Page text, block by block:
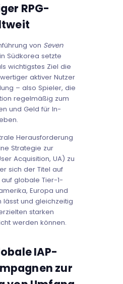
RPG-
von Seven
Südkorea setzte
wichtigstes Ziel die
aktiver Nutzer
– also Spieler, die
regelmäßig zum
und Geld für In-
Herausforderung
Strategie zur
Acquisition, UA) zu
sich der Titel auf
globale Tier-1-
Europa und
lässt und gleichzeitig
starken
werden können.
IAP-
zur